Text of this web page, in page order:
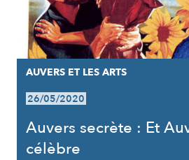
AUVERS ET LES ARTS
26/05/2020
Auvers secrète : Et
célèbre